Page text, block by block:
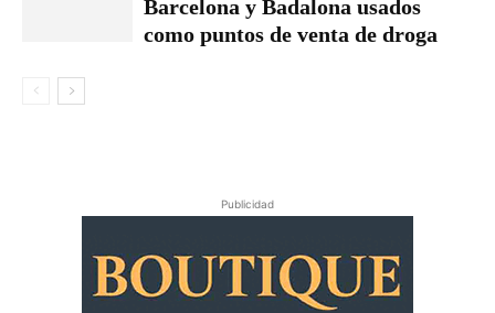
Barcelona y Badalona usados
como puntos de venta de droga
Publicidad